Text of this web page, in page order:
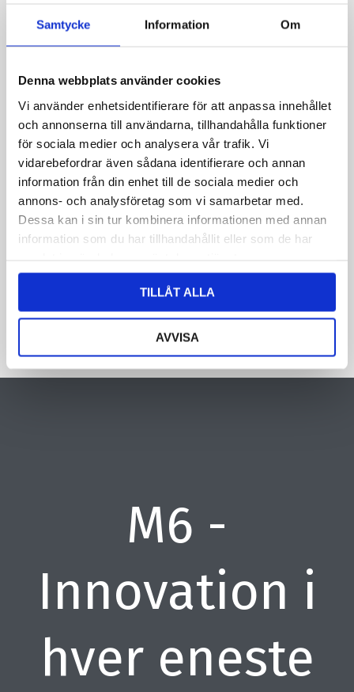
Samtycke Information Om
Denna webbplats använder cookies
Vi använder enhetsidentifierare för att anpassa innehållet
och annonserna till användarna, tillhandahålla funktioner
för sociala medier och analysera vår trafik. Vi
vidarebefordrar även sådana identifierare och annan
information från din enhet till de sociala medier och
annons- och analysföretag som vi samarbetar med.
Dessa kan i sin tur kombinera informationen med annan
information som du har tillhandahållit eller som de har
TILLÅT ALLA
AVVISA
Meddelelse*
Ved at indsende formularen accepterer du, at vi gemmer
personoplysninger i vores privatlivspolitik.
CAPTCHA
M6 -
Innovation i
hver eneste